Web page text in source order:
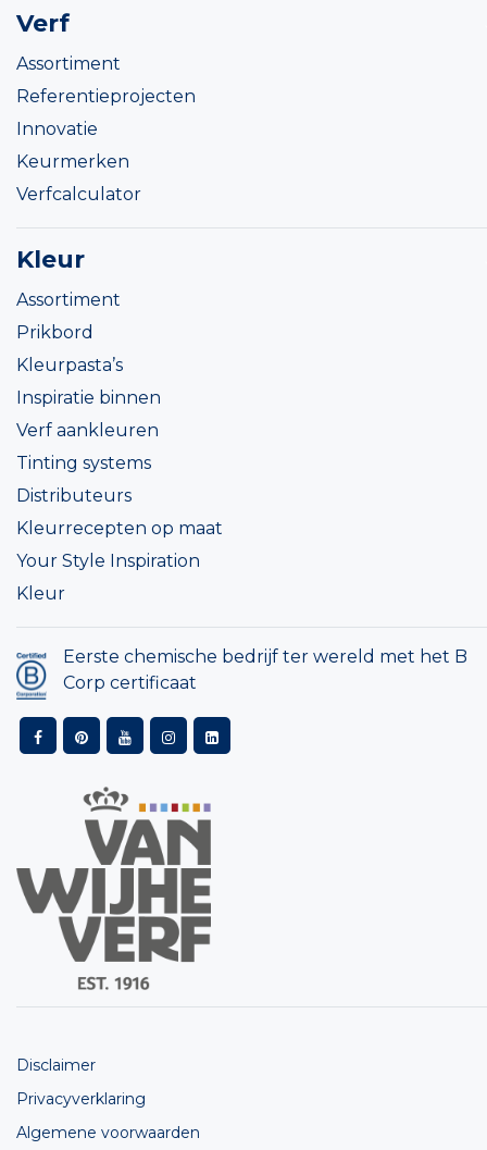
Verf
Assortiment
Referentieprojecten
Innovatie
Keurmerken
Verfcalculator
Kleur
Assortiment
Prikbord
Kleurpasta’s
Inspiratie binnen
Verf aankleuren
Tinting systems
Distributeurs
Kleurrecepten op maat
Your Style Inspiration
Kleur
Eerste chemische bedrijf ter wereld met het B
Corp certificaat
Disclaimer
Privacyverklaring
Algemene voorwaarden